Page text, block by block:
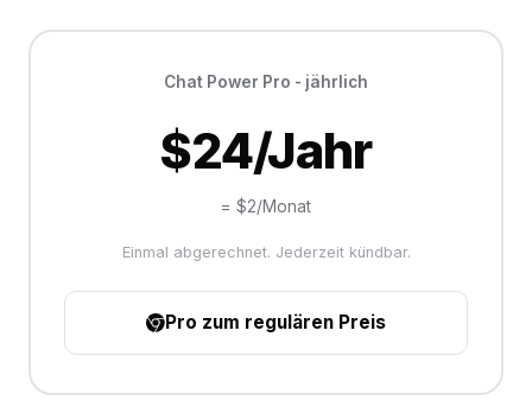
Chat Power Pro - jährlich
$24/Jahr
= $2/Monat
Einmal abgerechnet. Jederzeit kündbar.
Pro zum regulären Preis